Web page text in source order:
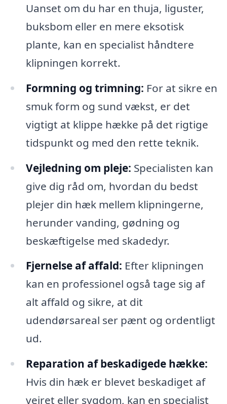
Uanset om du har en thuja, liguster,
buksbom eller en mere eksotisk
plante, kan en specialist håndtere
klipningen korrekt.
Formning og trimning: For at sikre en
smuk form og sund vækst, er det
vigtigt at klippe hække på det rigtige
tidspunkt og med den rette teknik.
Vejledning om pleje: Specialisten kan
give dig råd om, hvordan du bedst
plejer din hæk mellem klipningerne,
herunder vanding, gødning og
beskæftigelse med skadedyr.
Fjernelse af affald: Efter klipningen
kan en professionel også tage sig af
alt affald og sikre, at dit
udendørsareal ser pænt og ordentligt
ud.
Reparation af beskadigede hække:
Hvis din hæk er blevet beskadiget af
vejret eller sygdom, kan en specialist